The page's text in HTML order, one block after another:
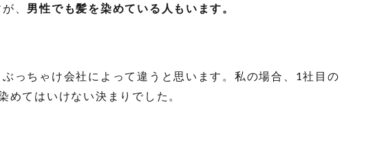
、 男性でも髪を染めている人もいます。
っちゃけ会社によって違うと思います。私の場合、1社目の
めてはいけない決まりでした。